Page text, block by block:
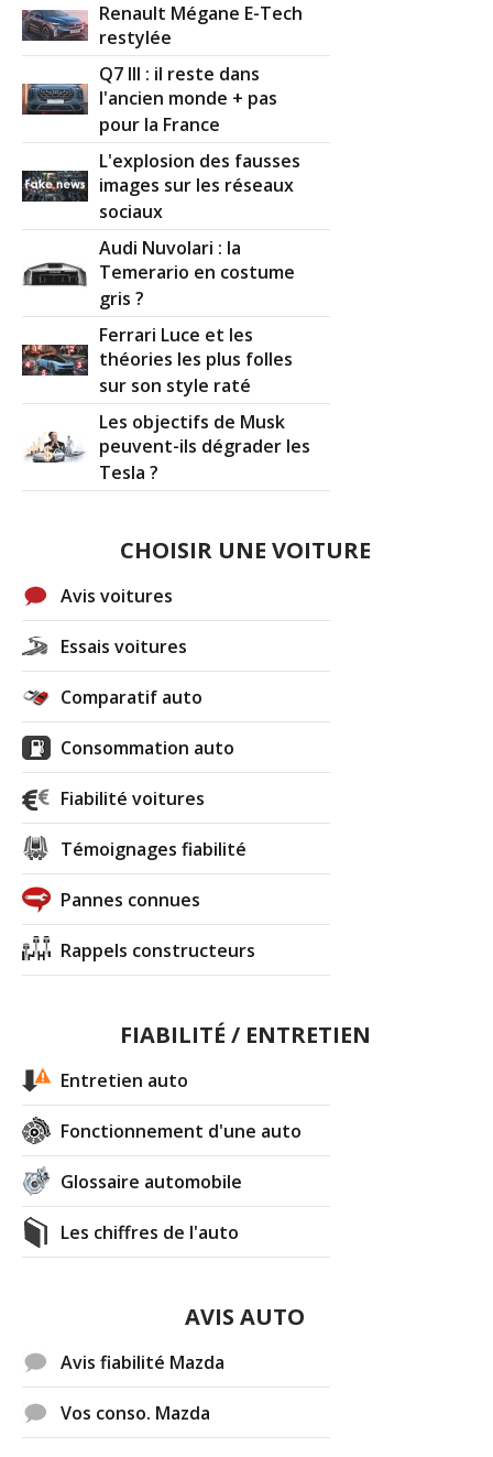
Renault Mégane E-Tech
restylée
Q7 III : il reste dans
l'ancien monde + pas
pour la France
L'explosion des fausses
images sur les réseaux
sociaux
Audi Nuvolari : la
Temerario en costume
gris ?
Ferrari Luce et les
théories les plus folles
sur son style raté
Les objectifs de Musk
peuvent-ils dégrader les
Tesla ?
CHOISIR UNE VOITURE
Avis voitures
Essais voitures
Comparatif auto
Consommation auto
Fiabilité voitures
Témoignages fiabilité
Pannes connues
Rappels constructeurs
FIABILITÉ / ENTRETIEN
Entretien auto
Fonctionnement d'une auto
Glossaire automobile
Les chiffres de l'auto
AVIS AUTO
Avis fiabilité Mazda
Vos conso. Mazda